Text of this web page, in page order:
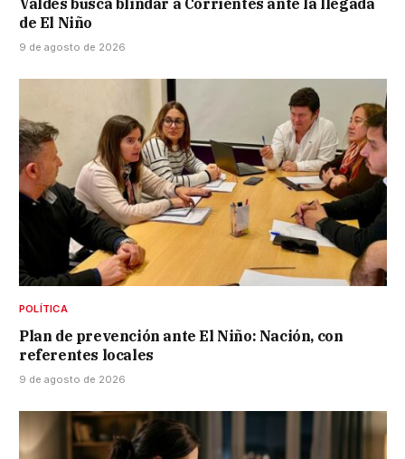
Valdés busca blindar a Corrientes ante la llegada
de El Niño
9 de agosto de 2026
POLÍTICA
Plan de prevención ante El Niño: Nación, con
referentes locales
9 de agosto de 2026